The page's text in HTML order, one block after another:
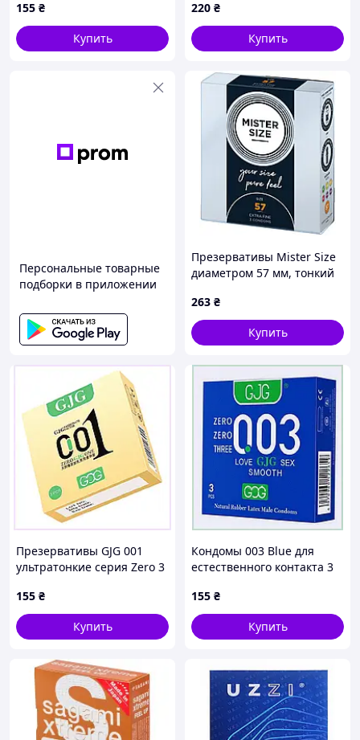
EP9029535
155 ₴
Купить
90T295CP26
220 ₴
Купить
Персональные товарные
подборки в приложении
Презервативы Mister Size
диаметром 57 мм, тонкий
комфорта и надежной
защиты
263 ₴
Купить
Презервативы GJG 001
ультратонкие серия Zero 3
155 ₴
Купить
Кондомы 003 Blue для
естественного контакта 3
155 ₴
Купить